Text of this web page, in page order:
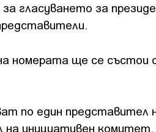
за гласуването за
номерата ще се състои
по един представител
на инициативен